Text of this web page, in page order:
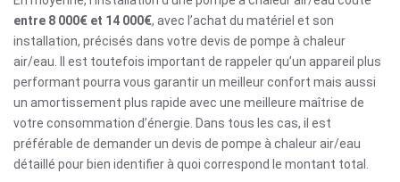
entre 8 000€ et 14 000€, avec l’achat du matériel et son
installation, précisés dans votre devis de pompe à chaleur
air/eau
Il est toutefois important de rappeler qu’un appareil plus
performant pourra vous garantir un meilleur confort mais aussi
un amortissement plus rapide avec une meilleure maîtrise de
votre consommation d’énergie. Dans tous les cas, il est
préférable de demander un devis de pompe à chaleur air/eau
détaillé pour bien identifier à quoi correspond le montant total.